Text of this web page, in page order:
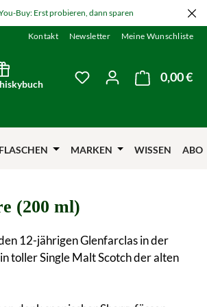
Buy: Erst probieren, dann sparen
Kontakt Newsletter Meine Wunschliste
Du hast 0 Produkte
0,00 €
MARKEN WISSEN ABO
(200 ml)
12-jährigen Glenfarclas in der
toller Single Malt Scotch der alten